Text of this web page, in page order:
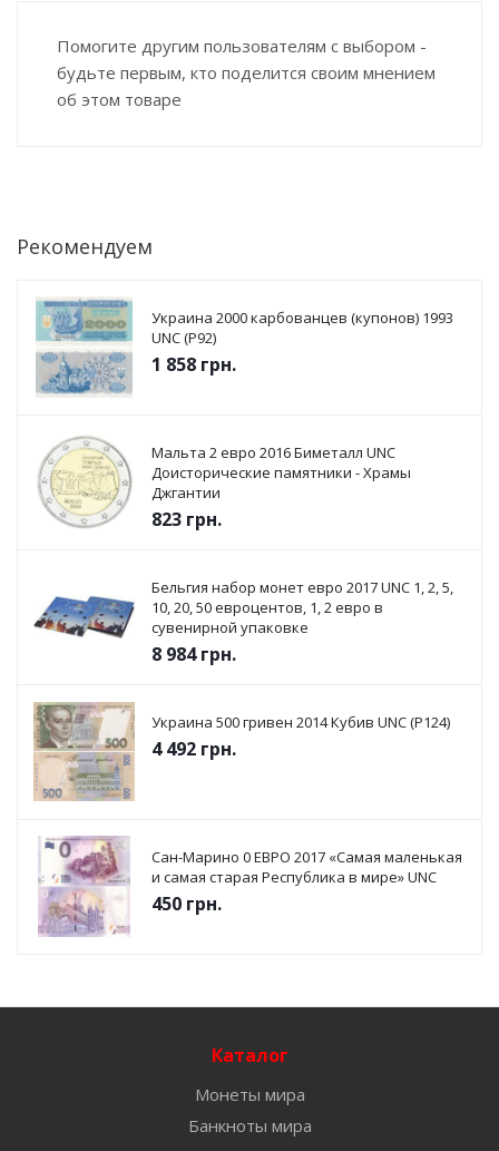
Помогите другим пользователям с выбором -
будьте первым, кто поделится своим мнением
об этом товаре
Рекомендуем
Украина 2000 карбованцев (купонов) 1993
UNC (P92)
1 858 грн.
Мальта 2 евро 2016 Биметалл UNC
Доисторические памятники - Храмы
Джгантии
823 грн.
Бельгия набор монет евро 2017 UNC 1, 2, 5,
10, 20, 50 евроцентов, 1, 2 евро в
сувенирной упаковке
8 984грн.
Украина 500 гривен 2014 Кубив UNC (P124)
4 492 грн.
Сан-Марино 0 ЕВРО 2017 «Самая маленькая
и самая старая Республика в мире» UNC
450 грн.
Каталог
Монеты мира
Банкноты мира